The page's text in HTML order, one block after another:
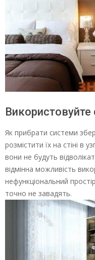
Використовуйте
Як прибрати системи
розмістити їх на стіні в
вони не будуть
відмінна можливість
нефункціональний
точно не завадять.